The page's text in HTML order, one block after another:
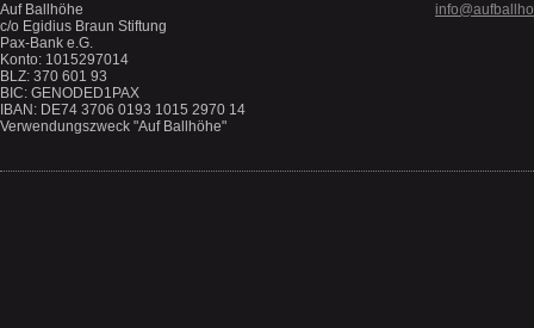
Auf Ballhöhe
c/o Egidius Braun Stiftung
Pax-Bank e.G.
Konto: 1015297014
BLZ: 370 601 93
BIC: GENODED1PAX
IBAN: DE74 3706 0193 1015 2970 14
Verwendungszweck "Auf Ballhöhe"